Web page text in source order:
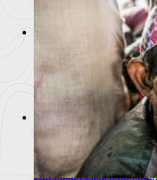
Texto por Miguel Barba e
Kalorama 2025
O Segundo Dia do MEO
Ler mais
Kalorama 2025 |
Um Final Eclético no